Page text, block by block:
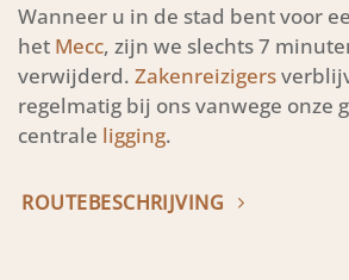
Wanneer u in de stad bent voor
het Mecc, zijn we slechts 7
verwijderd. Zakenreizigers
regelmatig bij ons vanwege onze
centrale ligging.
ROUTEBESCHRIJVING